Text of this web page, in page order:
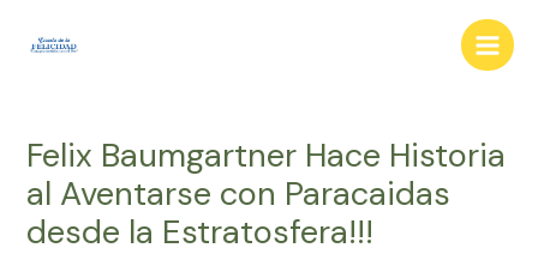
Main
Felix Baumgartner Hace Historia
al Aventarse con Paracaidas
desde la Estratosfera!!!